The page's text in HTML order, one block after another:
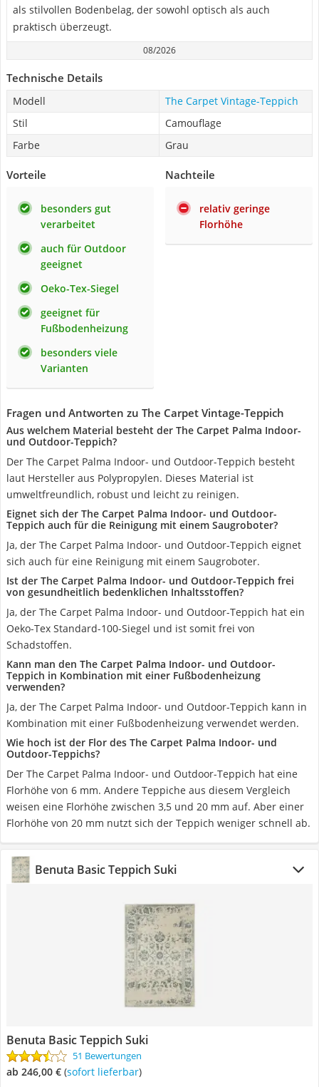
als stilvollen Bodenbelag, der sowohl optisch als auch
praktisch überzeugt.
08/2026
Technische Details
Modell
The Carpet Vintage-Teppich
Stil
Camouflage
Farbe
Grau
Vorteile
besonders gut
verarbeitet
auch für Outdoor
geeignet
Oeko-Tex-Siegel
geeignet für
Fußbodenheizung
besonders viele
Varianten
Nachteile
relativ geringe
Florhöhe
Fragen und Antworten zu The Carpet Vintage-Teppich
Aus welchem Material besteht der The Carpet Palma Indoor-
und Outdoor-Teppich?
Der The Carpet Palma Indoor- und Outdoor-Teppich besteht
laut Hersteller aus Polypropylen. Dieses Material ist
umweltfreundlich, robust und leicht zu reinigen.
Eignet sich der The Carpet Palma Indoor- und Outdoor-
Teppich auch für die Reinigung mit einem Saugroboter?
Ja, der The Carpet Palma Indoor- und Outdoor-Teppich eignet
sich auch für eine Reinigung mit einem Saugroboter.
Ist der The Carpet Palma Indoor- und Outdoor-Teppich frei
von gesundheitlich bedenklichen Inhaltsstoffen?
Ja, der The Carpet Palma Indoor- und Outdoor-Teppich hat ein
Oeko-Tex Standard-100-Siegel und ist somit frei von
Schadstoffen.
Kann man den The Carpet Palma Indoor- und Outdoor-
Teppich in Kombination mit einer Fußbodenheizung
verwenden?
Ja, der The Carpet Palma Indoor- und Outdoor-Teppich kann in
Kombination mit einer Fußbodenheizung verwendet werden.
Wie hoch ist der Flor des The Carpet Palma Indoor- und
Outdoor-Teppichs?
Der The Carpet Palma Indoor- und Outdoor-Teppich hat eine
Florhöhe von 6 mm. Andere Teppiche aus diesem Vergleich
weisen eine Florhöhe zwischen 3,5 und 20 mm auf. Aber einer
Florhöhe von 20 mm nutzt sich der Teppich weniger schnell ab.
Benuta Basic Teppich Suki
Benuta Basic Teppich Suki
51 Bewertungen
ab 246,00 € ( Sofort lieferbar)